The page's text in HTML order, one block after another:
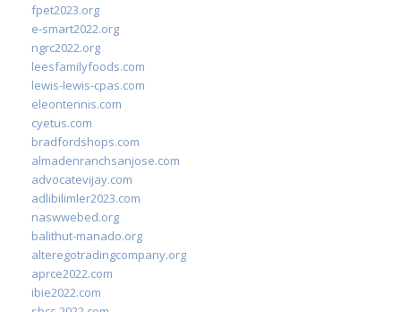
fpet2023.org
e-smart2022.org
ngrc2022.org
leesfamilyfoods.com
lewis-lewis-cpas.com
eleontennis.com
cyetus.com
bradfordshops.com
almadenranchsanjose.com
advocatevijay.com
adlibilimler2023.com
naswwebed.org
balithut-manado.org
alteregotradingcompany.org
aprce2022.com
ibie2022.com